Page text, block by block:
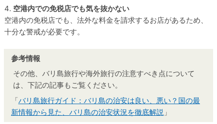
空港内での免税店でも気を抜かない
空港内の免税店でも、法外な料金を請求するお店があるため、
十分な警戒が必要です。
その他、バリ島旅行や海外旅行の注意すべき点について
は、下記の記事もご覧ください。
「バリ島旅行ガイド：バリ島の治安は良い、悪い？国の最
新情報から見た、バリ島の治安状況を徹底解説」